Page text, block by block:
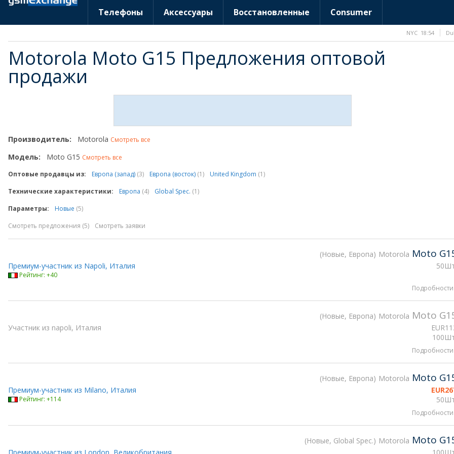
Телефоны Аксессуары Восстановленные Consumer
Motorola Moto G15 Предложения оптовой
продажи
Производитель: Motorola Смотреть все
Модель: Moto G15 Смотреть все
Оптовые продавцы из:
Европа (запад) (3) Европа (восток) (1) United Kingdom (1)
Технические характеристики:
Европа (4) Global Spec. (1)
Параметры:
Новые (5)
Смотреть предложения (5)
Смотреть заявки
Новые, Европа Motorola Moto
Премиум-участник из Napoli, Италия
Рейтинг: +40
Подробности
Новые, Европа Motorola Moto
EUR
Участник из napoli, Италия
Подробности
Новые, Европа Motorola Moto
EUR
Премиум-участник из Milano, Италия
Рейтинг: +114
Подробности
Новые, Global Spec. Motorola Moto
NYC 18:54